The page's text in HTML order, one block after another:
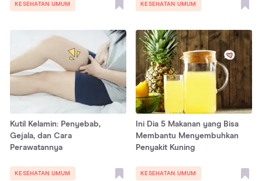
KESEHATAN UMUM KESEHATAN UMUM
Kutil Kelamin: Penyebab,
Gejala, dan Cara
Perawatannya
KESEHATAN UMUM
Ini Dia 5 Makanan yang Bisa
Membantu Menyembuhkan
Penyakit Kuning
KESEHATAN UMUM